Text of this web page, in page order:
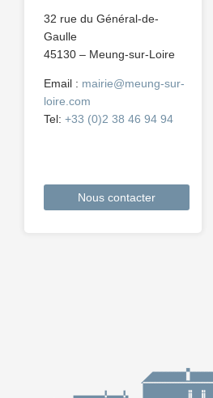
32 rue du Général-de-
Gaulle
45130 – Meung-sur-Loire
Email : mairie@meung-sur-
loire.com
Tel:+33 (0)2 38 46 94 94
Nous contacter